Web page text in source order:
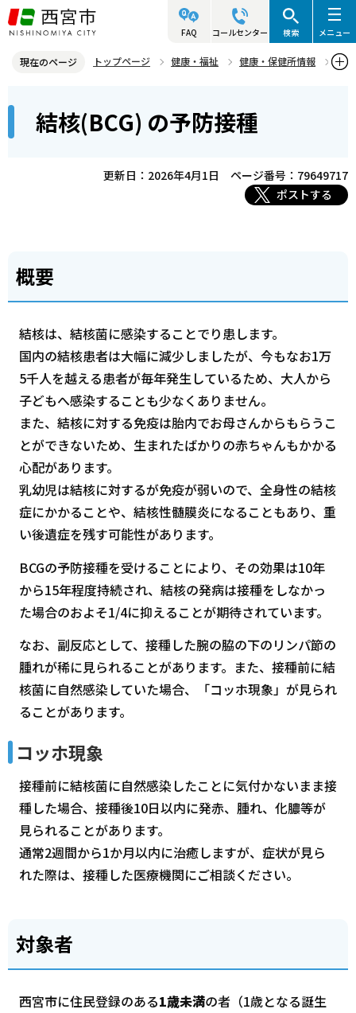
こ
の
ジ
先
FAQ コールセンター 検索 メニュー
現在のページ トップページ 健康・福祉
健康・保健所情報
こ
結核(BCG) の予防接種
更新日：2026年4月1日
ページ番号：79649717
ポストする
概要
結核は、結核菌に感染することでり患します。
国内の結核患者は大幅に減少しましたが、今もなお1万
5千人を越える患者が毎年発生しているため、大人から
子どもへ感染することも少なくありません。
また、結核に対する免疫は胎内でお母さんからもらうこ
とができないため、生まれたばかりの赤ちゃんもかかる
心配があります。
乳幼児は結核に対するが免疫が弱いので、全身性の結核
症にかかることや、結核性髄膜炎になることもあり、重
い後遺症を残す可能性があります。
BCGの予防接種を受けることにより、その効果は10年
から15年程度持続され、結核の発病は接種をしなかっ
た場合のおよそ1/4に抑えることが期待されています。
なお、副反応として、接種した腕の脇の下のリンパ節の
腫れが稀に見られることがあります。また、接種前に結
核菌に自然感染していた場合、「コッホ現象」が見られ
ることがあります。
コッホ現象
接種前に結核菌に自然感染したことに気付かないまま接
種した場合、接種後10日以内に発赤、腫れ、化膿等が
見られることがあります。
通常2週間から1か月以内に治癒しますが、症状が見ら
れた際は、接種した医療機関にご相談ください。
対象者
西宮市に住民登録のある1歳未満の者（1歳となる誕生